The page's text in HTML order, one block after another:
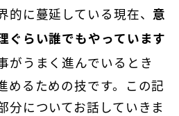
に蔓延している現在、 意
ぐらい誰でもやっています
がうまく進んでいるとき
めるための技です。この記
分についてお話していきま